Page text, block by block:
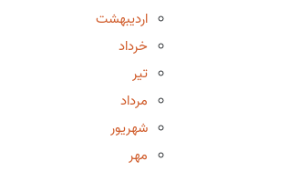
اردیبهشت
خرداد
تیر
مرداد
شهریور
مهر